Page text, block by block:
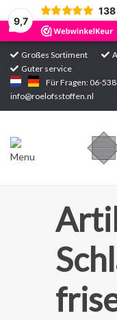
9,7
138
Großes Sortiment
Guter service
Für Fragen: 06-
info@roelofsstoffen.nl
Startseite
Sortiment